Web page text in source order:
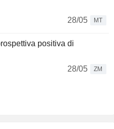
28/05
MT
positiva di
28/05
ZM